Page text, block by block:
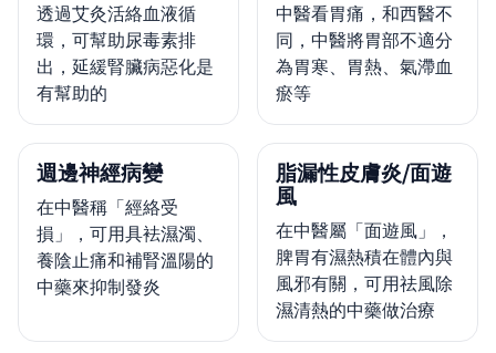
透過艾灸活絡血液循
環，可幫助尿毒素排
出，延緩腎臟病惡化是
有幫助的
中醫看胃痛，和西醫不
同，中醫將胃部不適分
為胃寒、胃熱、氣滯血
瘀等
週邊神經病變
在中醫稱「經絡受
損」，可用具袪濕濁、
養陰止痛和補腎溫陽的
中藥來抑制發炎
脂漏性皮膚炎/面遊
風
在中醫屬「面遊風」，
脾胃有濕熱積在體內與
風邪有關，可用祛風除
濕清熱的中藥做治療